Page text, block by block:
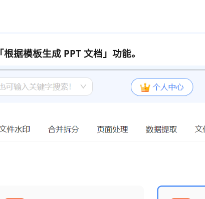
「根据模板生成 PPT 文档 」功能。